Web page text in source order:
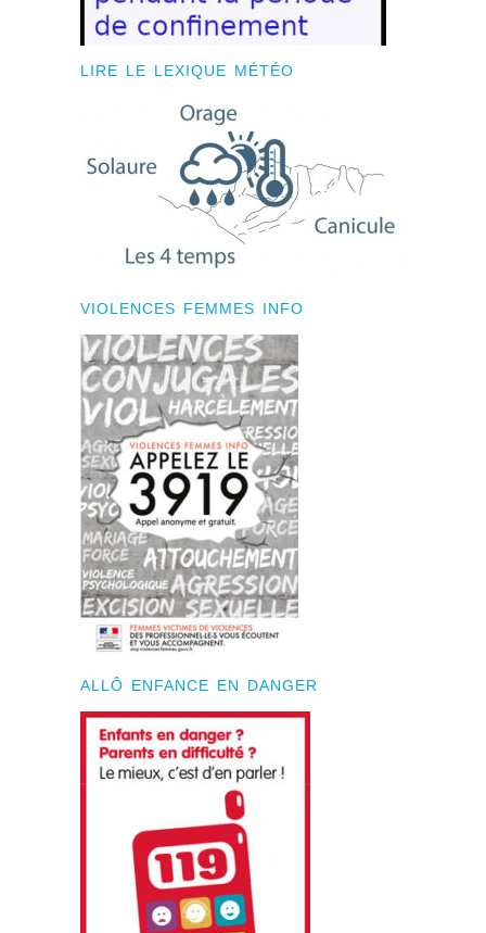
LIRE LE LEXIQUE MÉTÉO
VIOLENCES FEMMES INFO
ALLÔ ENFANCE EN DANGER